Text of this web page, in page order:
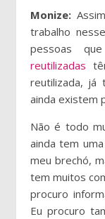
Monize:
trabalho
pessoas
reutilizadas
reutilizada, já
ainda existem
Não é todo
ainda tem
meu brechó,
tem muitos
procuro
Eu procuro